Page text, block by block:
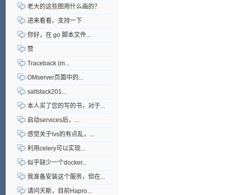
老大的这些图用什么画的？
进来看看、支持一下
你好，在 go 脚本文件...
赞
Traceback (m...
OMserver页面中的...
saltstack201...
本人买了您的写的书，对于...
启动services后，...
感觉关于lvs的有点乱，...
利用celery可以实现...
似乎缺少一个docker...
我准备安装这个服务，但在...
请问天斯，目前Hapro...